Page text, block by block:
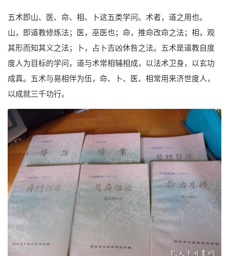
五术即山、医、命、相、卜这五类学问。术者，道之用也。
山，即道教修炼法；医，巫医也；命，推命改命之法；相，观
其形而知其义之法；卜，占卜吉凶休咎之法。五术是道教自度
度人为目标的学问，道与术常相辅相成，以法术卫身，以玄功
成真。五术与易相伴为伍，命、卜、医、相常用来济世度人，
以成就三千功行。